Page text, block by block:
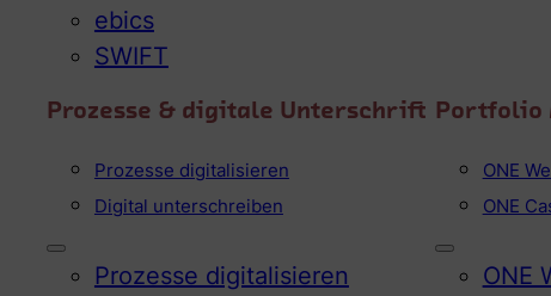
ebics
SWIFT
Prozesse & digitale Unterschrift
Prozesse digitalisieren
Digital unterschreiben
Prozesse digitalisieren
Portfolio
ONE
ONE
ONE